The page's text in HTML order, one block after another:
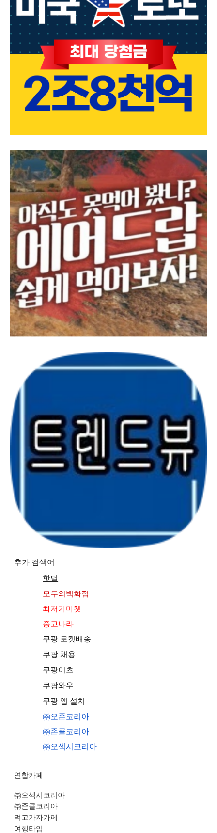
추가 검색어
핫딜
모두의백화점
촤저가마켓
중고나라
쿠팡 로켓배송
쿠팡 채용
쿠팡이츠
쿠팡와우
쿠팡 앱 설치
㈜오존코리아
㈜존클코리아
㈜오섹시코리아
연합카페
㈜오섹시코리아
㈜존클코리아
먹고가자카페
여행타임